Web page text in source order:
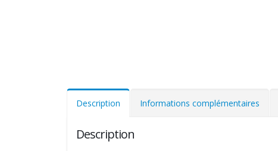
Description Informations complémentaires
Description